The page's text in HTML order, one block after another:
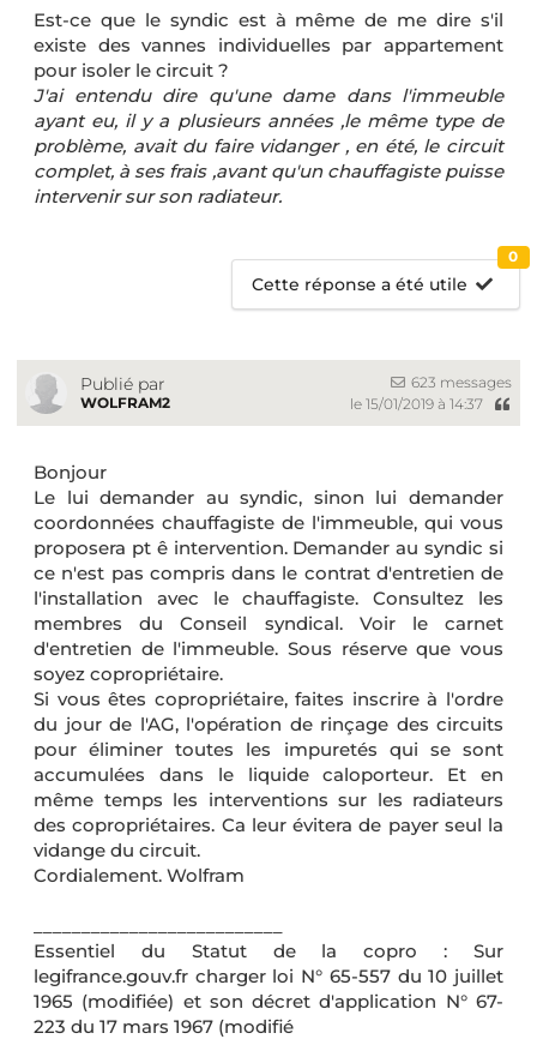
Est-ce que le syndic est à même de me dire s'il
existe des vannes individuelles par appartement
pour isoler le circuit ?
J'ai entendu dire qu'une dame dans l'immeuble
ayant eu, il y a plusieurs années ,le même type de
problème, avait du faire vidanger , en été, le circuit
complet, à ses frais ,avant qu'un chauffagiste puisse
intervenir sur son radiateur.
Cette réponse a été utile
0
Publié par
WOLFRAM2
623 messages
le 15/01/2019 à 14:37
Bonjour
Le lui demander au syndic, sinon lui demander
coordonnées chauffagiste de l'immeuble, qui vous
proposera pt ê intervention. Demander au syndic si
ce n'est pas compris dans le contrat d'entretien de
l'installation avec le chauffagiste. Consultez les
membres du Conseil syndical. Voir le carnet
d'entretien de l'immeuble. Sous réserve que vous
soyez copropriétaire.
Si vous êtes copropriétaire, faites inscrire à l'ordre
du jour de l'AG, l'opération de rinçage des circuits
pour éliminer toutes les impuretés qui se sont
accumulées dans le liquide caloporteur. Et en
même temps les interventions sur les radiateurs
des copropriétaires. Ca leur évitera de payer seul la
vidange du circuit.
Cordialement. Wolfram
Essentiel du Statut de la copro : Sur
legifrance.gouv.fr charger loi N° 65-557 du 10 juillet
1965 (modifiée) et son décret d'application N° 67-
223 du 17 mars 1967 (modifié